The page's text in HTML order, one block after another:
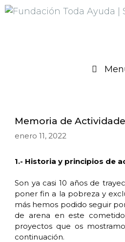
Memoria de
enero 11, 2022
1.- Historia y principios de
Son ya casi 10 años de
poner fin a la pobreza y
más hemos podido seguir
de arena en este
proyectos que os
continuación.